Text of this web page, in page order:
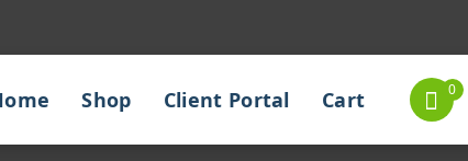
Shop Client Portal Cart 0